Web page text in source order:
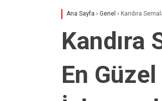
Ad*
Daha sonraki yorumlarımda